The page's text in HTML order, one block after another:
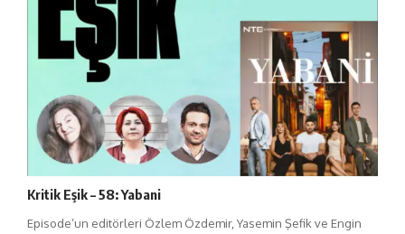
Kritik Eşik – 58: Yabani
Episode’un editörleri Özlem Özdemir, Yasemin Şefik ve Engin